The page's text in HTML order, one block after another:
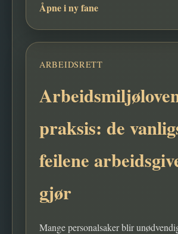
Åpne i ny fane
ARBEIDSRETT
praksis: de
feilene
gjør
Mange personalsaker blir